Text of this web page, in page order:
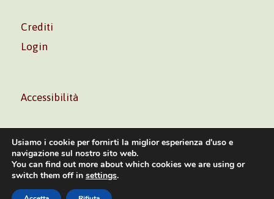
Crediti
Login
Accessibilità
Volontè & Co. Srl – P.I. 06181480960 –info@volonte-
Usiamo i cookie per fornirti la miglior esperienza d'uso e
navigazione sul nostro sito web.
You can find out more about which cookies we are using or
switch them off in settings.